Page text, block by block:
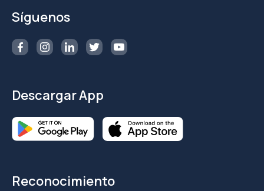
Síguenos
Descargar App
Reconocimiento